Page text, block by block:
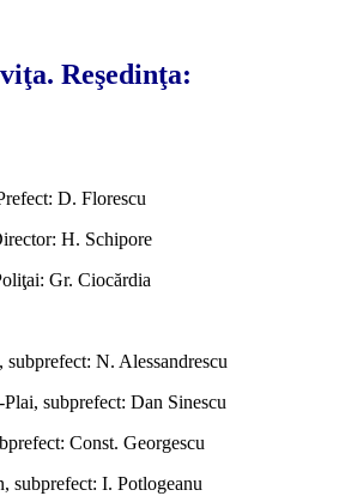
Reşedinţa:
D. Florescu
H. Schipore
Gr. Ciocărdia
subprefect: N. Alessandrescu
subprefect: Dan Sinescu
Const. Georgescu
subprefect: I. Potlogeanu